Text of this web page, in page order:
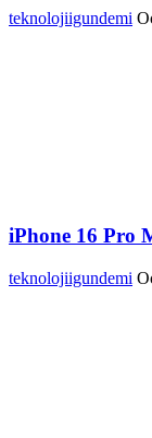
teknolojiigundemi
iPhone 16 Pro
teknolojiigundemi